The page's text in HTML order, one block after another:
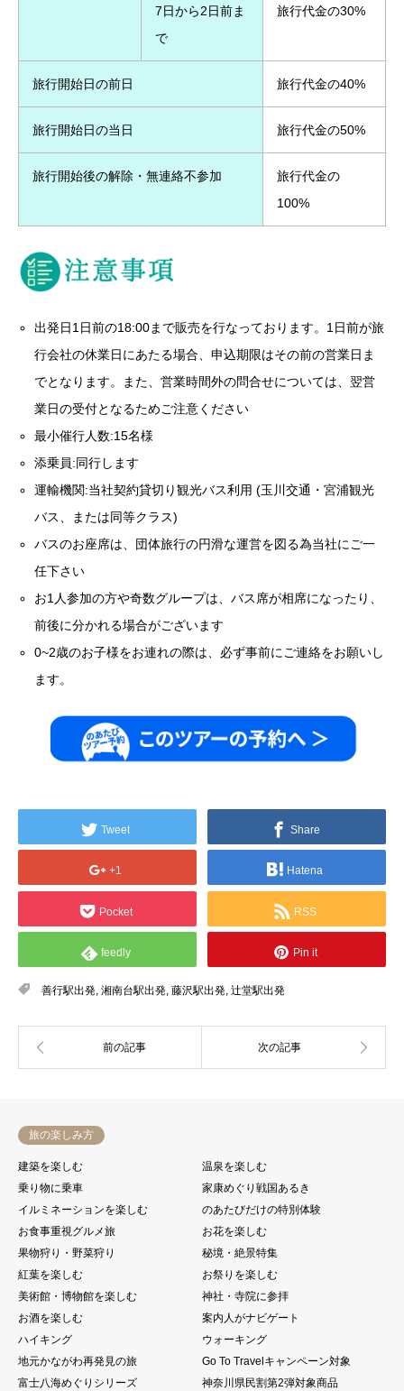
7日から2日前ま
で
旅行代金の30%
旅行開始日の前日 旅行代金の40%
旅行開始日の当日 旅行代金の50%
旅行開始後の解除・無連絡不参加
旅行代金の
100%
出発日1日前の18:00まで販売を行なっております。1日前が旅
行会社の休業日にあたる場合、申込期限はその前の営業日ま
でとなります。また、営業時間外の問合せについては、翌営
業日の受付となるためご注意ください
最小催行人数:15名様
添乗員:同行します
運輸機関:当社契約貸切り観光バス利用 (玉川交通・宮浦観光
バス、または同等クラス)
バスのお座席は、団体旅行の円滑な運営を図る為当社にご一
任下さい
お1人参加の方や奇数グループは、バス席が相席になったり、
前後に分かれる場合がございます
0~2歳のお子様をお連れの際は、必ず事前にご連絡をお願いし
ます。
Tweet Share
+1 Hatena
Pocket RSS
feedly Pin it
善行駅出発, 湘南台駅出発, 藤沢駅出発, 辻堂駅出発
旅の楽しみ方
建築を楽しむ
温泉を楽しむ
乗り物に乗車
家康めぐり戦国あるき
イルミネーションを楽しむ
のあたびだけの特別体験
お食事重視グルメ旅
お花を楽しむ
果物狩り・野菜狩り
秘境・絶景特集
紅葉を楽しむ
お祭りを楽しむ
美術館・博物館を楽しむ
神社・寺院に参拝
お酒を楽しむ
案内人がナビゲート
ハイキング
ウォーキング
地元かながわ再発見の旅
Go To Travelキャンペーン対象
富士八海めぐりシリーズ
神奈川県民割第2弾対象商品